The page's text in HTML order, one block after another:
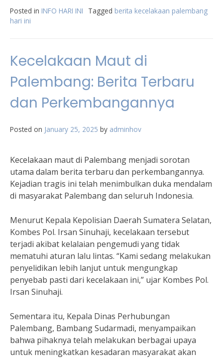
Posted in INFO HARI INI Tagged berita kecelakaan palembang
hari ini
Kecelakaan Maut di
Palembang: Berita Terbaru
dan Perkembangannya
Posted on January 25, 2025 by adminhov
Kecelakaan maut di Palembang menjadi sorotan
utama dalam berita terbaru dan perkembangannya.
Kejadian tragis ini telah menimbulkan duka mendalam
di masyarakat Palembang dan seluruh Indonesia.
Menurut Kepala Kepolisian Daerah Sumatera Selatan,
Kombes Pol. Irsan Sinuhaji, kecelakaan tersebut
terjadi akibat kelalaian pengemudi yang tidak
mematuhi aturan lalu lintas. “Kami sedang melakukan
penyelidikan lebih lanjut untuk mengungkap
penyebab pasti dari kecelakaan ini,” ujar Kombes Pol.
Irsan Sinuhaji.
Sementara itu, Kepala Dinas Perhubungan
Palembang, Bambang Sudarmadi, menyampaikan
bahwa pihaknya telah melakukan berbagai upaya
untuk meningkatkan kesadaran masyarakat akan